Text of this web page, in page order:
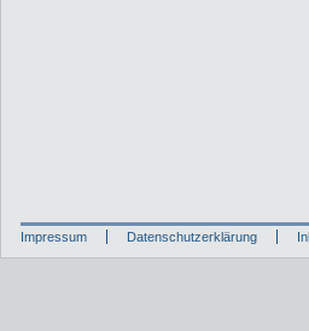
Impressum Datenschutzerklärung